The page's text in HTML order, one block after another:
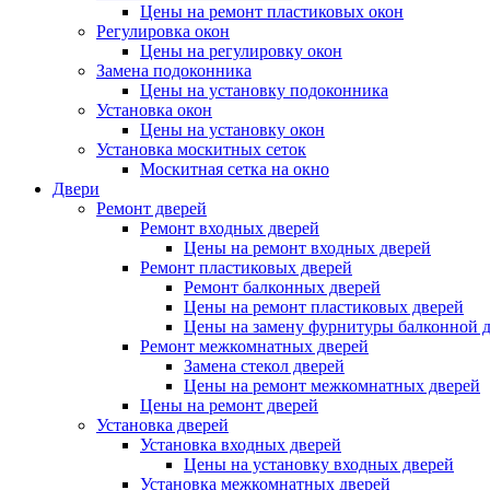
Цены на ремонт пластиковых окон
Регулировка окон
Цены на регулировку окон
Замена подоконника
Цены на установку подоконника
Установка окон
Цены на установку окон
Установка москитных сеток
Москитная сетка на окно
Двери
Ремонт дверей
Ремонт входных дверей
Цены на ремонт входных дверей
Ремонт пластиковых дверей
Ремонт балконных дверей
Цены на ремонт пластиковых дверей
Цены на замену фурнитуры балконной
Ремонт межкомнатных дверей
Замена стекол дверей
Цены на ремонт межкомнатных дверей
Цены на ремонт дверей
Установка дверей
Установка входных дверей
Цены на установку входных дверей
Установка межкомнатных дверей